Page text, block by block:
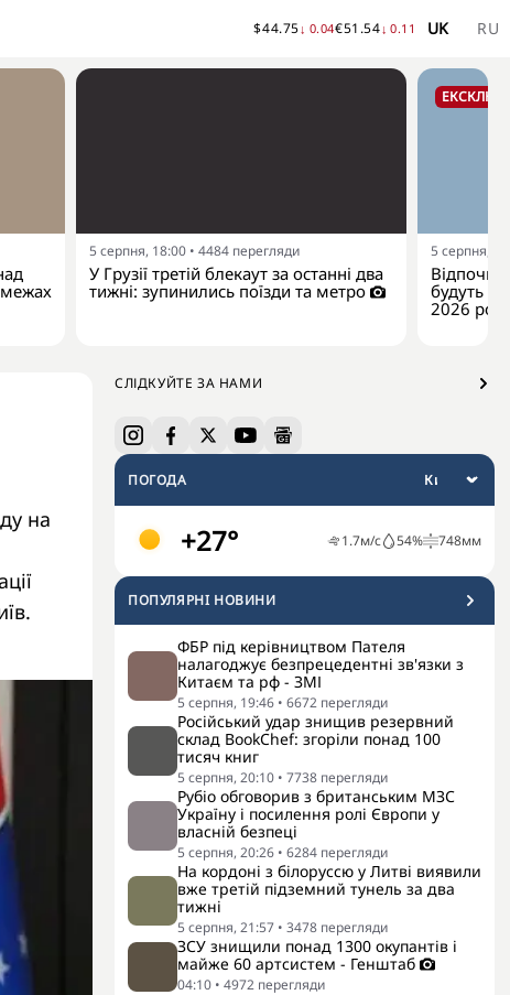
$44.75↓ 0.04€51.54↓ 0.11 UK RU
межах
5 серпня, 18:00 • 4484 перегляди
У Грузії третій блекаут за останні два
тижні: зупинились поїзди та метро
5 серпня,
будуть
2026
СЛІДКУЙТЕ ЗА НАМИ
ПОГОДА
+27° 1.7м/с 54% 748мм
ПОПУЛЯРНI НОВИНИ
ФБР під керівництвом Пателя
налагоджує безпрецедентні зв'язки з
Китаєм та рф - ЗМІ
5 серпня, 19:46 • 6672 перегляди
Російський удар знищив резервний
склад BookChef: згоріли понад 100
тисяч книг
5 серпня, 20:10 • 7738 перегляди
Рубіо обговорив з британським МЗС
Україну і посилення ролі Європи у
власній безпеці
5 серпня, 20:26 • 6284 перегляди
На кордоні з білоруссю у Литві виявили
вже третій підземний тунель за два
тижні
5 серпня, 21:57 • 3478 перегляди
ЗСУ знищили понад 1300 окупантів і
майже 60 артсистем - Генштаб
04:10 • 4972 перегляди
на